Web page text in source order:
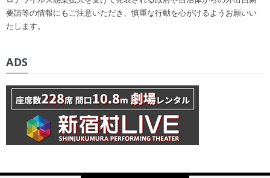
要請等の情報にもご注意いただき、慎重な行動を心がけるようお願いい
たします。
ADS